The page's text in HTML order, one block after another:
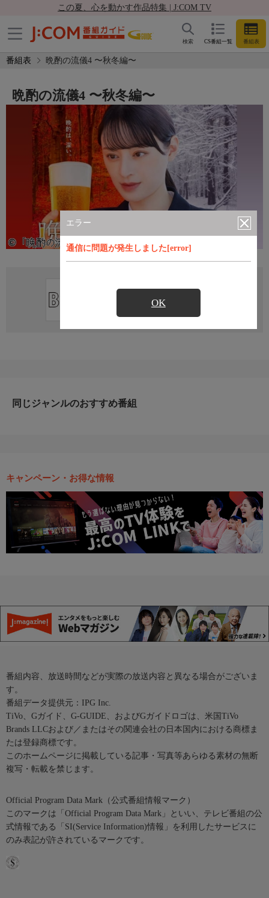
この夏、心を動かす作品特集 | J:COM TV
CS番組一覧 番組表
検索
番組表 晩酌の流儀4 〜秋冬編〜
エラー
通信に問題が発生しました[error]
OK
晩酌の流儀4 〜秋冬編〜
直近の放送予定はありません
同じジャンルのおすすめ番組
キャンペーン・お得な情報
番組内容、放送時間などが実際の放送内容と異なる場合がございま
す。
番組データ提供元：IPG Inc.
TiVo、Gガイド、G-GUIDE、およびGガイドロゴは、米国TiVo
Brands LLCおよび／またはその関連会社の日本国内における商標ま
たは登録商標です。
このホームページに掲載している記事・写真等あらゆる素材の無断
複写・転載を禁じます。
Official Program Data Mark（公式番組情報マーク）
このマークは「Official Program Data Mark」といい、テレビ番組の公
式情報である「SI(Service Information)情報」を利用したサービスに
のみ表記が許されているマークです。